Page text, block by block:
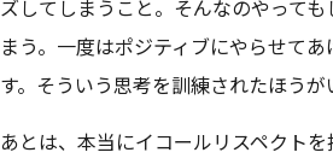
ズしてしまうこと。そんなのやって
まう。一度はポジティブにやらせて
す。そういう思考を訓練されたほうが
あとは、本当にイコールリスペクト